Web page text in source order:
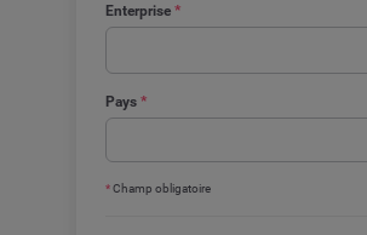
Enterprise *
Pays *
*Champ obligatoire